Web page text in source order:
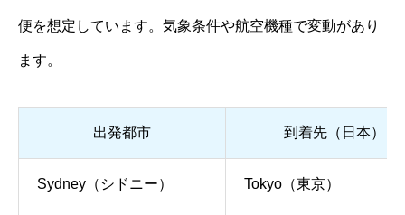
便を想定しています。気象条件や航空機種で変動があり
ます。
出発都市 到着先（日本）
Sydney（シドニー） Tokyo（東京）